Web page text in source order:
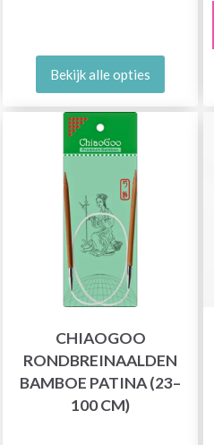
Bekijk alle opties
CHIAOGOO
RONDBREINAALDEN
BAMBOE PATINA (23–
100 CM)